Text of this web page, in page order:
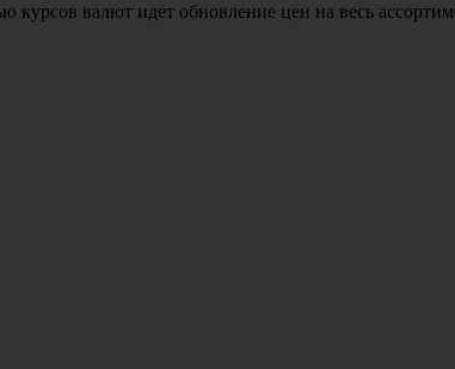
курсов валют идет обновление цен на весь